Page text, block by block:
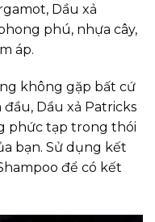
Dầu xả
phú, nhựa cây,
áp.
không gặp bất cứ
Dầu xả Patricks
phức tạp trong thói
bạn. Sử dụng kết
để có kết